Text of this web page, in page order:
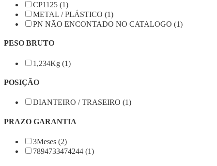
CP1125 (1)
METAL / PLÁSTICO (1)
PN NÃO ENCONTADO NO CATALOGO (1)
PESO BRUTO
1,234Kg (1)
POSIÇÃO
DIANTEIRO / TRASEIRO (1)
PRAZO GARANTIA
3Meses (2)
7894733474244 (1)